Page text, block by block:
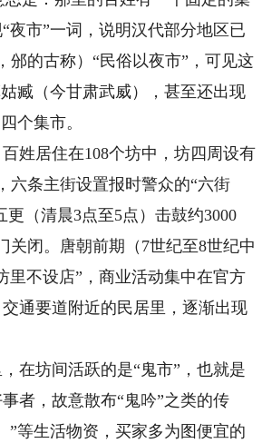
夜市”一词，说明汉代部分地区已
邠的古称）“民俗以夜市”，可见这
臧（今甘肃武威），甚至还出现
个集市。
姓居住在108个坊中，坊四周设有
六条主街设置报时警众的“六街
（清晨3点至5点）击鼓约3000
关闭。唐朝前期（7世纪至8世纪中
里不设店”，商业活动集中在官方
通要道附近的民居里，逐渐出现
坊间活跃的是“鬼市”，也就是
者，故意散布“鬼吟”之类的传
”等生活物资，买家多为图便宜的